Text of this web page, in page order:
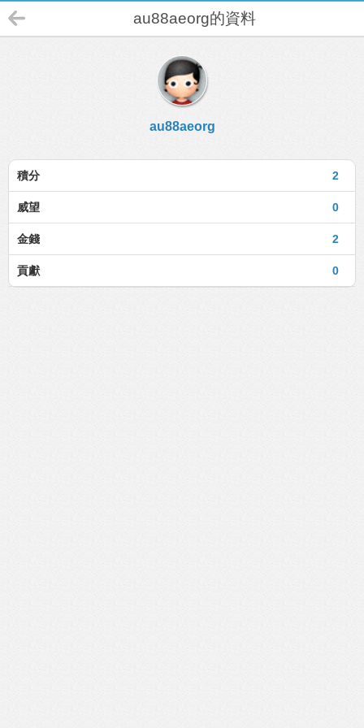
au88aeorg的資料
au88aeorg
2
積分
0
威望
2
金錢
0
貢獻